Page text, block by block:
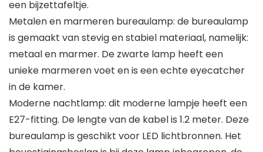
een bijzettafeltje.
Metalen en marmeren bureaulamp: de bureaulamp
is gemaakt van stevig en stabiel materiaal, namelijk:
metaal en marmer. De zwarte lamp heeft een
unieke marmeren voet en is een echte eyecatcher
in de kamer.
Moderne nachtlamp: dit moderne lampje heeft een
E27-fitting. De lengte van de kabel is 1.2 meter. Deze
bureaulamp is geschikt voor LED lichtbronnen. Het